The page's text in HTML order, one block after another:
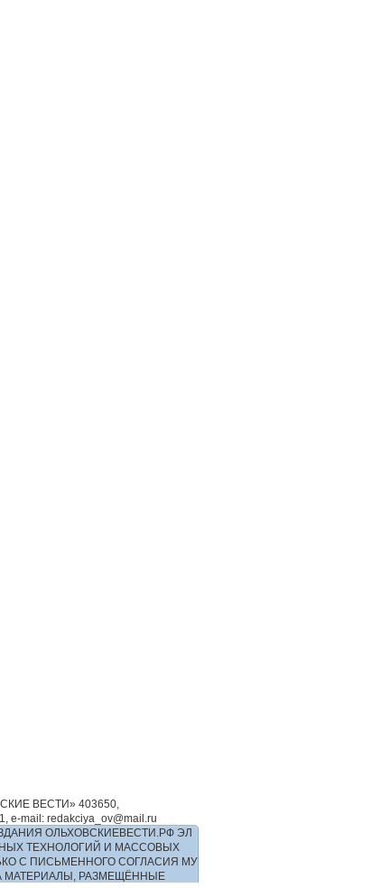
ВЕСТИ» 403650,
mail: redakciya_ov@mail.ru
ОЛЬХОВСКИЕВЕСТИ.РФ ЭЛ
ТЕХНОЛОГИЙ И МАССОВЫХ
С ПИСЬМЕННОГО СОГЛАСИЯ МУ
МАТЕРИАЛЫ, РАЗМЕЩЁННЫЕ